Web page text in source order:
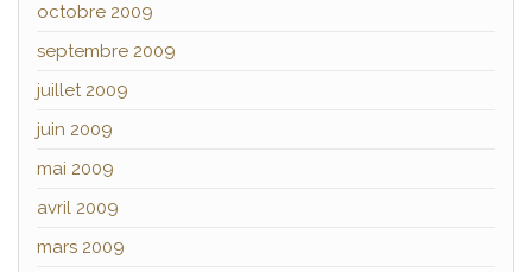
octobre 2009
septembre 2009
juillet 2009
juin 2009
mai 2009
avril 2009
mars 2009